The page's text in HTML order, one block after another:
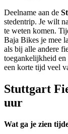
Deelname aan de
stedentrip. Je wilt
te weten komen.
Baja Bikes je mee
als bij alle andere
toegankelijkheid
een korte tijd veel
Stuttgart
uur
Wat ga je zien